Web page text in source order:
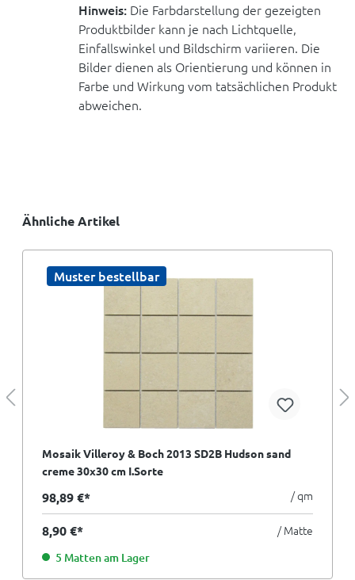
Hinweis: Die Farbdarstellung der gezeigten
Produktbilder kann je nach Lichtquelle,
Einfallswinkel und Bildschirm variieren. Die
Bilder dienen als Orientierung und können in
Farbe und Wirkung vom tatsächlichen Produkt
abweichen.
Ähnliche Artikel
Muster bestellbar
Mosaik Villeroy & Boch 2013 SD2B Hudson sand
creme 30x30 cm I.Sorte
98,89 €* / qm
8,90 €* / Matte
5 Matten am Lager